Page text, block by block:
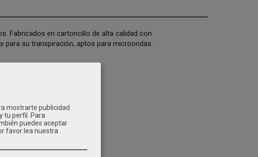
Fabricados en cartoncillo de alta calidad con
su transpiración, aptos para microondas.
mostrarte publicidad
tu perfil. Para
puedes aceptar
favor lea nuestra